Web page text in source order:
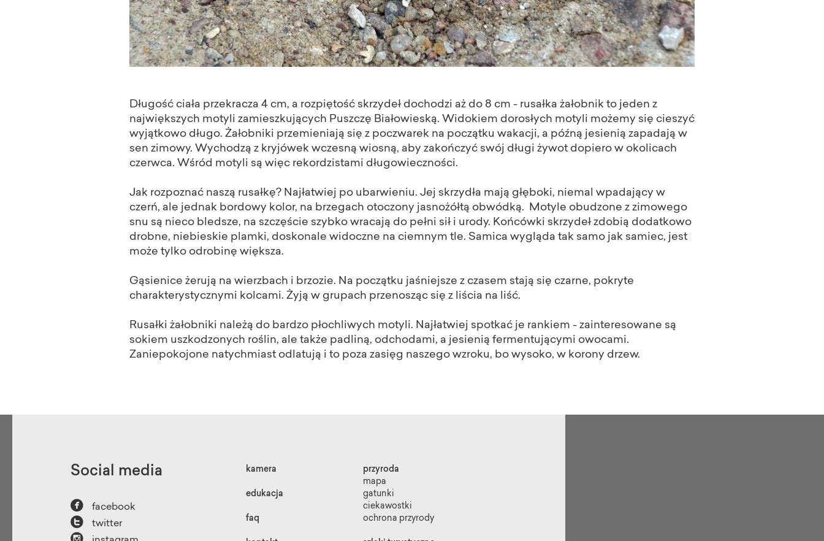
Długość ciała przekracza 4 cm, a rozpiętość skrzydeł dochodzi aż do 8 cm - rusałka żałobnik to jeden z
największych motyli zamieszkujących Puszczę Białowieską. Widokiem dorosłych motyli możemy się cieszyć
wyjątkowo długo. Żałobniki przemieniają się z poczwarek na początku wakacji, a późną jesienią zapadają w
sen zimowy. Wychodzą z kryjówek wczesną wiosną, aby zakończyć swój długi żywot dopiero w okolicach
czerwca. Wśród motyli są więc rekordzistami długowieczności.
Jak rozpoznać naszą rusałkę? Najłatwiej po ubarwieniu. Jej skrzydła mają głęboki, niemal wpadający w
czerń, ale jednak bordowy kolor, na brzegach otoczony jasnożółtą obwódką. Motyle obudzone z zimowego
snu są nieco bledsze, na szczęście szybko wracają do pełni sił i urody. Końcówki skrzydeł zdobią dodatkowo
drobne, niebieskie plamki, doskonale widoczne na ciemnym tle. Samica wygląda tak samo jak samiec, jest
może tylko odrobinę większa.
Gąsienice żerują na wierzbach i brzozie. Na początku jaśniejsze z czasem stają się czarne, pokryte
charakterystycznymi kolcami. Żyją w grupach przenosząc się z liścia na liść.
Rusałki żałobniki należą do bardzo płochliwych motyli. Najłatwiej spotkać je rankiem - zainteresowane są
sokiem uszkodzonych roślin, ale także padliną, odchodami, a jesienią fermentującymi owocami.
Zaniepokojone natychmiast odlatują i to poza zasięg naszego wzroku, bo wysoko, w korony drzew.
Social media
 facebook
 twitter
kamera
edukacja
faq
przyroda
mapa
gatunki
ciekawostki
ochrona przyrody